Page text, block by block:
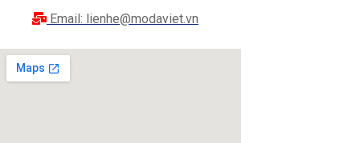
Email: lienhe@modaviet.vn